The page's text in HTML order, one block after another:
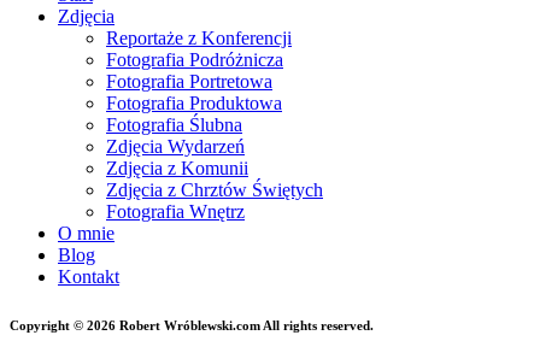
Zdjęcia
Reportaże z Konferencji
Fotografia Podróżnicza
Fotografia Portretowa
Fotografia Produktowa
Fotografia Ślubna
Zdjęcia Wydarzeń
Zdjęcia z Komunii
Zdjęcia z Chrztów Świętych
Fotografia Wnętrz
O mnie
Blog
Kontakt
Copyright © 2026 Robert Wróblewski.com All rights reserved.